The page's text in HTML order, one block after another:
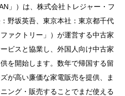
」）は、株式会社トレジャー・フ
野坂英吾、東京本社：東京都千代
ァクトリー」）が運営する中古家
ビスと協業し、外国人向け中古家
を開始します。数年で帰国する留
が高い廉価な家電販売を提供、ま
ング・販売することでまだ使える